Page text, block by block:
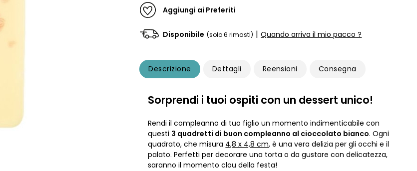
Aggiungi ai Preferiti
Disponibile (solo 6 rimasti) | Quando arriva il mio pacco ?
Descrizione Dettagli Reensioni Consegna
Sorprendi i tuoi ospiti con un dessert unico!
Rendi il compleanno di tuo figlio un momento indimenticabile con
questi 3 quadretti di buon compleanno al cioccolato bianco. Ogni
quadrato, che misura 4,8 x 4,8 cm, è una vera delizia per gli occhi e il
palato. Perfetti per decorare una torta o da gustare con delicatezza,
saranno il momento clou della festa!